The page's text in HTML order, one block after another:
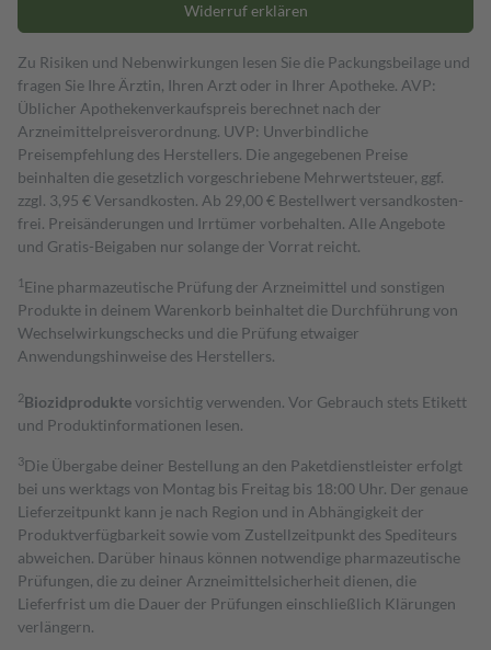
Widerruf erklären
Zu Risiken und Nebenwirkungen lesen Sie die Packungsbeilage und
fragen Sie Ihre Ärztin, Ihren Arzt oder in Ihrer Apotheke. AVP:
Üblicher Apothekenverkaufspreis berechnet nach der
Arzneimittelpreisverordnung. UVP: Unverbindliche
Preisempfehlung des Herstellers. Die angegebenen Preise
beinhalten die gesetzlich vorgeschriebene Mehrwertsteuer, ggf.
zzgl. 3,95 € Versandkosten. Ab 29,00 € Bestell­wert versand­kosten­
frei. Preisänderungen und Irrtümer vorbehalten. Alle Angebote
und Gratis-Beigaben nur solange der Vorrat reicht.
1 Eine pharmazeutische Prüfung der Arzneimittel und sonstigen
Produkte in deinem Warenkorb beinhaltet die Durchführung von
Wechselwirkungschecks und die Prüfung etwaiger
Anwendungshinweise des Herstellers.
2Biozidproduktevorsichtig verwenden. Vor Gebrauch stets Etikett
und Produktinformationen lesen.
3Die Übergabe deiner Bestellung an den Paketdienstleister erfolgt
bei uns werktags von Montag bis Freitag bis 18:00 Uhr. Der genaue
Lieferzeitpunkt kann je nach Region und in Abhängigkeit der
Produktverfügbarkeit sowie vom Zustellzeitpunkt des Spediteurs
abweichen. Darüber hinaus können notwendige pharmazeutische
Prüfungen, die zu deiner Arzneimittelsicherheit dienen, die
Lieferfrist um die Dauer der Prüfungen einschließlich Klärungen
verlängern.